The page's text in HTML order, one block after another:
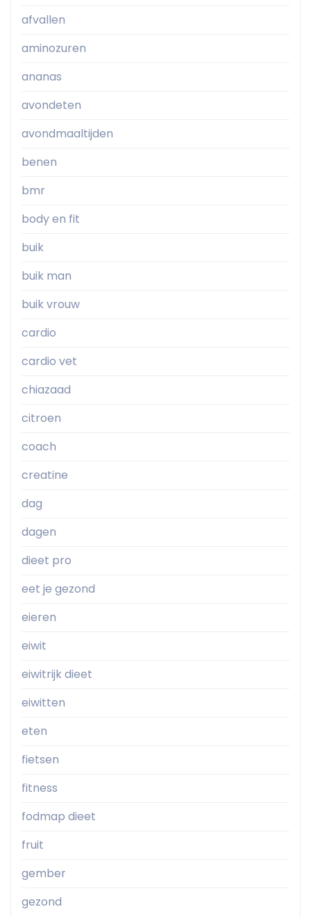
afvallen
aminozuren
ananas
avondeten
avondmaaltijden
benen
bmr
body en fit
buik
buik man
buik vrouw
cardio
cardio vet
chiazaad
citroen
coach
creatine
dag
dagen
dieet pro
eet je gezond
eieren
eiwit
eiwitrijk dieet
eiwitten
eten
fietsen
fitness
fodmap dieet
fruit
gember
gezond